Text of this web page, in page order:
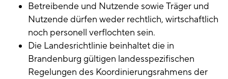
Betreibende und Nutzende sowie Träger und
Nutzende dürfen weder rechtlich, wirtschaftlich
noch personell verflochten sein.
Die Landesrichtlinie beinhaltet die in
Brandenburg gültigen landesspezifischen
Regelungen des Koordinierungsrahmens der